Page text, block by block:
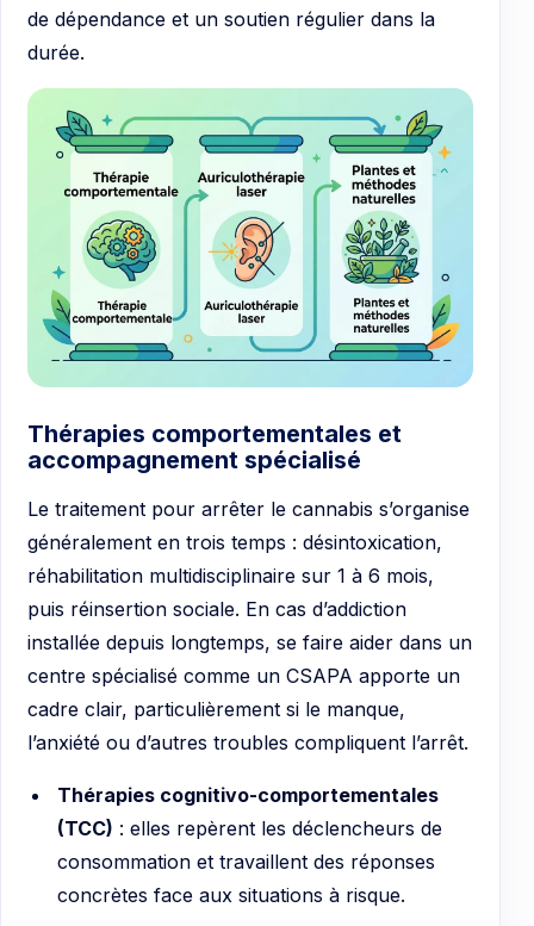
de dépendance et un soutien régulier dans la
durée.
Thérapies comportementales et
accompagnement spécialisé
Le traitement pour arrêter le cannabis s’organise
généralement en trois temps : désintoxication,
réhabilitation multidisciplinaire sur 1 à 6 mois,
puis réinsertion sociale. En cas d’addiction
installée depuis longtemps, se faire aider dans un
centre spécialisé comme un CSAPA apporte un
cadre clair, particulièrement si le manque,
l’anxiété ou d’autres troubles compliquent l’arrêt.
Thérapies cognitivo-comportementales
(TCC) : elles repèrent les déclencheurs de
consommation et travaillent des réponses
concrètes face aux situations à risque.